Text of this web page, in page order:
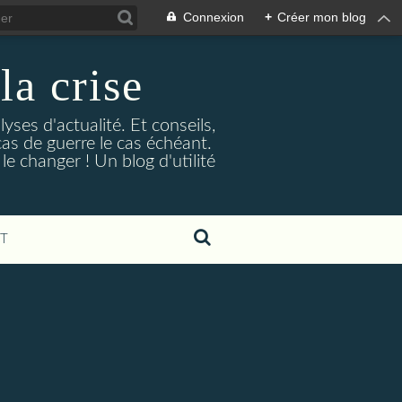
Connexion + Créer mon blog
crise
d'actualité. Et conseils,
de guerre le cas échéant.
changer ! Un blog d'utilité